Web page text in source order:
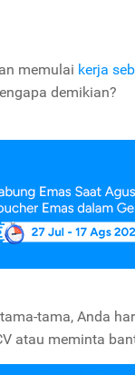
memulai kerja
demikian?
tama, Anda
atau meminta